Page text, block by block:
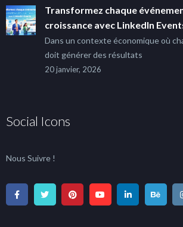
Transformez chaque
croissance avec LinkedIn
Dans un contexte économique où
doit générer des résultats
20 janvier, 2026
Social Icons
Nous Suivre !